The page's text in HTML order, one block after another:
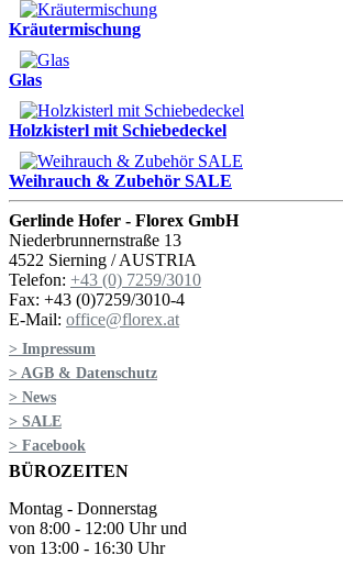
Kräutermischung
Glas
Holzkisterl mit Schiebedeckel
Weihrauch & Zubehör SALE
Gerlinde Hofer - Florex GmbH
Niederbrunnernstraße 13
4522 Sierning / AUSTRIA
Telefon: +43 (0) 7259/3010
Fax: +43 (0)7259/3010-4
E-Mail: office@florex.at
> Impressum
> AGB & Datenschutz
> News
> SALE
> Facebook
BÜROZEITEN
Montag - Donnerstag
von 8:00 - 12:00 Uhr und
von 13:00 - 16:30 Uhr